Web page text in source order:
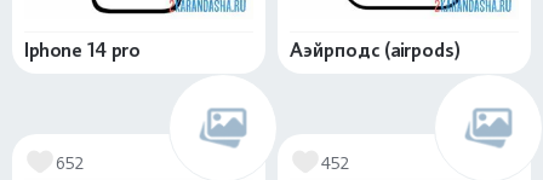
Iphone 14 pro Аэйрподс (airpods)
652 452